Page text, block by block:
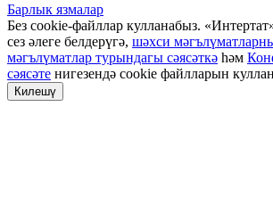
Барлык язмалар
Без cookie-файллар кулланабыз.
сез әлеге белдерүгә, шәхси
мәгълүматлар турындагы сәясәткә һәм
сәясәте нигезендә cookie файлларын
Килешү